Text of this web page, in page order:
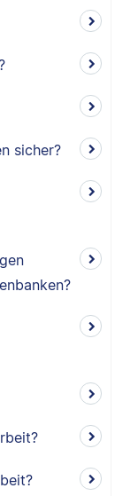
sicher?